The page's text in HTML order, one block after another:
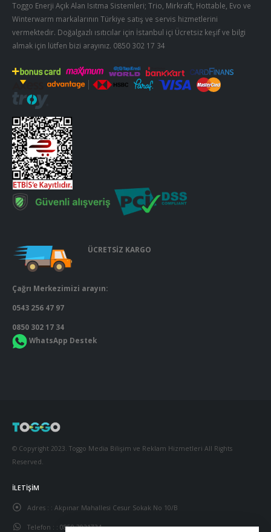
Toggo Enerji Açık Alan Isıtma Sistemleri; Trio, Mirkraft, Hottable, Evo ve
Winterwarm markalarının Türkiye satış ve servis hizmetlerini
vermektedir. Doğalgazlı ısıtıcılar için İstanbul içi Ücretsiz keşif ve bilgi
almak için lütfen bizi arayınız. 0850 302 17 34
ÜCRETSİZ KARGO
Çağrı Merkezimizi arayın:
0543 256 47 97
0850 302 17 34
WhatsApp Destek
© Copyright 2023. Toggo Media Bilişim ve Reklam Hizmetleri All Rights
Reserved.
İLETIŞIM
Adres : : Akpınar Mahallesi Cesur Sokak No 10/B
Telefon : : 0850 3021734